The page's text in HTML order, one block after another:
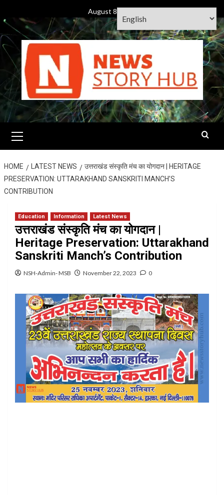
to
content
August 8, 2026
Menu
HOME LATEST NEWS
उत्तराखंड संस्कृति मंच का योगदान | HERITAGE
PRESERVATION: UTTARAKHAND SANSKRITI MANCH’S
CONTRIBUTION
Education Information Latest News
उत्तराखंड संस्कृति मंच का योगदान |
Heritage Preservation: Uttarakhand
Sanskriti Manch’s Contribution
NSH-Admin- MSB November 22, 2023 0